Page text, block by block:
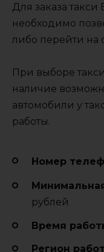
Для заказа
необходимо
либо перейти
При выборе
наличие
автомобили у
работы.
Номер
рублей
Время
Регион